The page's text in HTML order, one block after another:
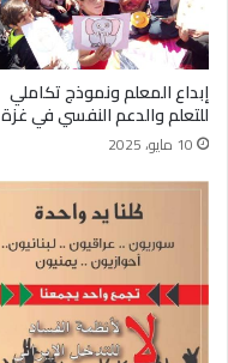
إبداع المعلم ونموذج تكاملي
للتعلم والدعم النفسي في غزة
10 مايو، 2025